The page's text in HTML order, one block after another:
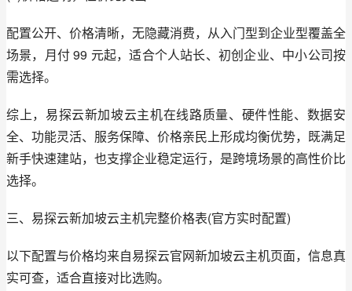
配置公开、价格清晰，无隐藏消费，从入门型到企业型覆盖全
场景，月付 99 元起，适合个人站长、初创企业、中小公司按
需选择。
综上，易探云新加坡云主机在线路质量、硬件性能、数据安
全、功能灵活、服务保障、价格亲民上形成均衡优势，既满足
新手快速建站，也支撑企业稳定运行，是跨境场景的高性价比
选择。
三、易探云新加坡云主机完整价格表(官方实时配置)
以下配置与价格均来自易探云官网新加坡云主机页面，信息真
实可查，适合直接对比选购。